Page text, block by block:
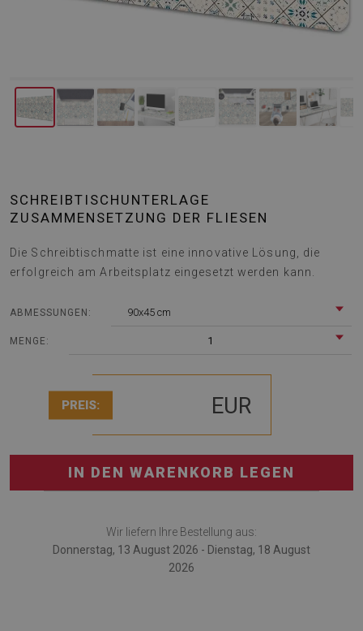
SCHREIBTISCHUNTERLAGE
ZUSAMMENSETZUNG DER FLIESEN
Die Schreibtischmatte ist eine innovative Lösung, die
erfolgreich am Arbeitsplatz eingesetzt werden kann.
ABMESSUNGEN: 90x45 cm
MENGE: 1
PREIS: EUR
IN DEN WARENKORB LEGEN
Wir liefern Ihre Bestellung aus:
Donnerstag, 13 August 2026 - Dienstag, 18 August
2026